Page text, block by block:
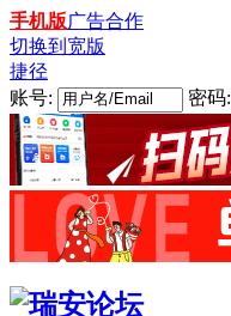
手机版广告合作
切换到宽版
捷径
账号:
密码: